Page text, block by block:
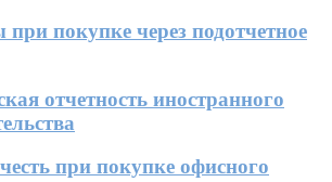
покупке через подотчетное
отчетность иностранного
при покупке офисного